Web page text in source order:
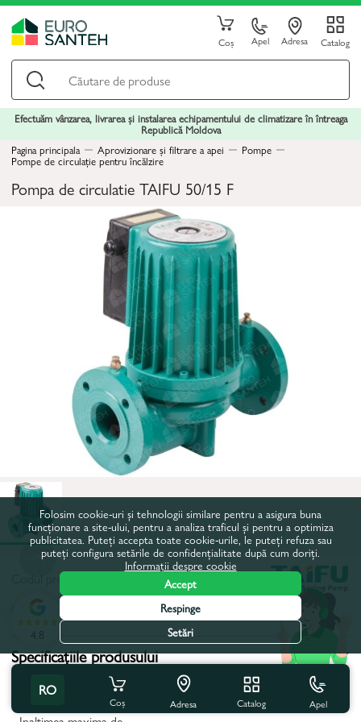
Coș Apel Adresa Catalog
Efectuăm vânzarea, livrarea și instalarea echipamentului de climatizare în întreaga
Republică Moldova
Pagina principala
Aprovizionare și filtrare a apei Pompe
Pompe de circulație pentru încălzire
Pompa de circulatie TAIFU 50/15 F
Codul produsului:
Toate caracteristicile
Specificațiile produsului
Distanta intre axe, mm:
280
RO
Coș Adresa Catalog Apel
4.8
Folosim cookie-uri și tehnologii similare pentru a asigura buna
funcționare a site-ului, pentru a analiza traficul și pentru a optimiza
publicitatea. Puteți accepta toate cookie-urile, le puteți refuza sau
puteți configura setările de confidențialitate după cum doriți.
Informații despre cookie
Accept
Respinge
Setări